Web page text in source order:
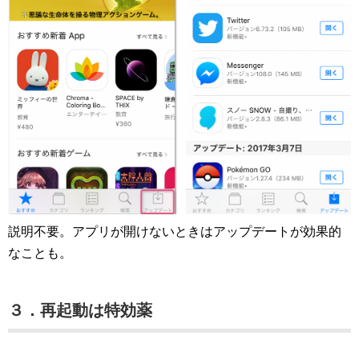
説明不要。アプリが開けないときはアップデートが効果的
なことも。
３．再起動は特効薬